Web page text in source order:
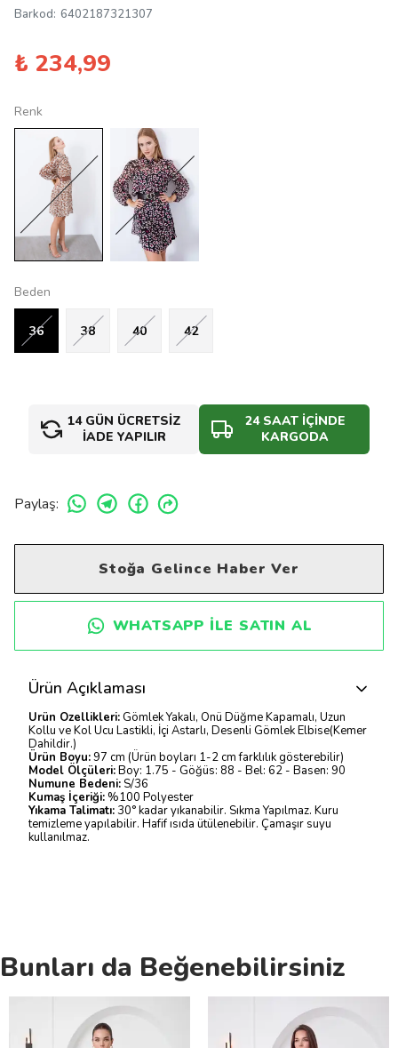
Barkod: 6402187321307
₺ 234,99
Renk
Beden
36 38 40 42
14 GÜN ÜCRETSİZ
İADE YAPILIR
24 SAAT İÇİNDE
KARGODA
Paylaş:
Stoğa Gelince Haber Ver
WHATSAPP ILE SATIN AL
Ürün Açıklaması
Ürün Özellikleri:Gömlek Yakalı, Önü Düğme Kapamalı, Uzun
Kollu ve Kol Ucu Lastikli, İçi Astarlı, Desenli Gömlek Elbise(Kemer
Dahildir.)
Ürün Boyu:97 cm (Ürün boyları 1-2 cm farklılık gösterebilir)
Model Ölçüleri:Boy: 1.75 - Göğüs: 88 - Bel: 62 - Basen: 90
Numune Bedeni: S/36
Kumaş İçeriği: %100 Polyester
Yıkama Talimatı:30° kadar yıkanabilir. Sıkma Yapılmaz. Kuru
temizleme yapılabilir. Hafif ısıda ütülenebilir. Çamaşır suyu
kullanılmaz.
Bunları da Beğenebilirsiniz